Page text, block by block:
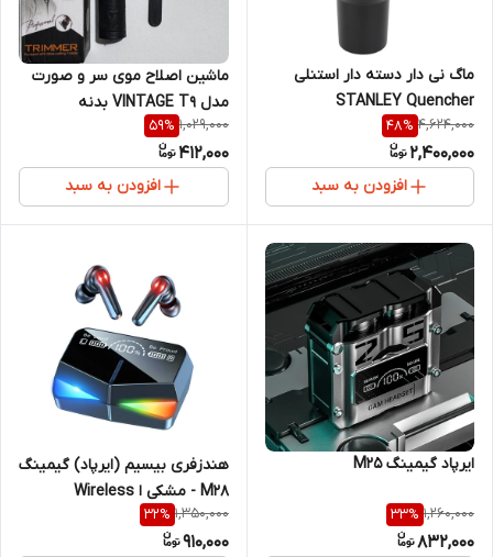
ماگ نی دار دسته دار استنلی
STANLEY Quencher
FlowState Tumbler 1.18L
4,624,000
48%
2,400,000
افزودن به سبد
ماشین اصلاح موی سر و صورت
مدل VINTAGE T9 بدنه
پلاستیکی
1,029,000
59%
412,000
افزودن به سبد
ایرپاد گیمینگ M25
1,260,000
33%
832,000
هندزفری بیسیم (ایرپاد) گیمینگ
M28 - مشکی ا Wireless
handsfree game M28
1,350,000
32%
910,000